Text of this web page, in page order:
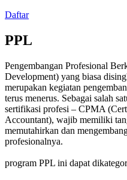
Daftar
PPL
Pengembangan Profesional
Development) yang biasa
merupakan kegiatan
terus menerus. Sebagai salah
sertifikasi profesi – CPMA
Accountant), wajib memiliki
memutahirkan dan
profesionalnya.
program PPL ini dapat